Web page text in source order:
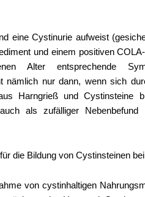
eine Cystinurie aufweist
und einem positiven
Alter entsprechende
nämlich nur dann, wenn sich
Harngrieß und Cystinsteine
als zufälliger Nebenbefund
die Bildung von Cystinsteinen
von cystinhaltigen